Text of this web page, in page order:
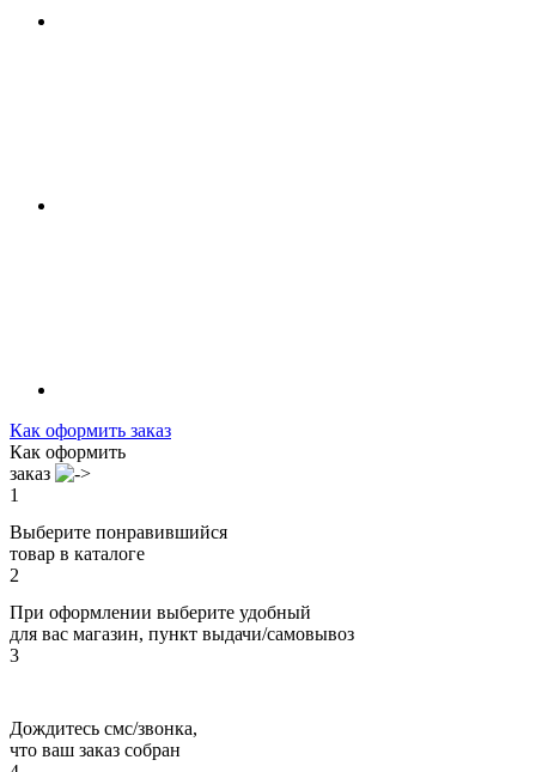
Как оформить заказ
Как оформить
заказ
1
Выберите понравившийся
товар в каталоге
2
При оформлении выберите удобный
для вас магазин, пункт выдачи/самовывоз
3
Дождитесь смс/звонка,
что ваш заказ собран